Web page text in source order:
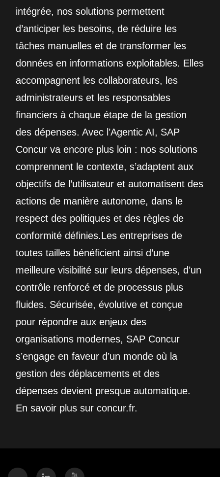
intégrée, nos solutions permettent
d’anticiper les besoins, de réduire les
tâches manuelles et de transformer les
données en informations exploitables. Elles
accompagnent les collaborateurs, les
administrateurs et les responsables
financiers à chaque étape de la gestion
des dépenses. Avec l’Agentic AI, SAP
Concur va encore plus loin : nos solutions
comprennent le contexte, s’adaptent aux
objectifs de l’utilisateur et automatisent des
actions de manière autonome, dans le
respect des politiques et des règles de
conformité définies.Les entreprises de
toutes tailles bénéficient ainsi d’une
meilleure visibilité sur leurs dépenses, d’un
contrôle renforcé et de processus plus
fluides. Sécurisée, évolutive et conçue
pour répondre aux enjeux des
organisations modernes, SAP Concur
s’engage en faveur d’un monde où la
gestion des déplacements et des
dépenses devient presque automatique.
En savoir plus sur concur.fr.